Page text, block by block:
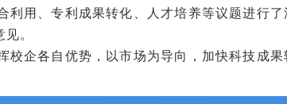
利用、专利成果转化、人才培养等议题进行了
。
校企各自优势，以市场为导向，加快科技成果